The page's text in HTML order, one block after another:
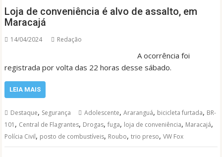
Loja de conveniência é alvo de assalto, em
Maracajá
14/04/2024 Redação
A ocorrência foi
registrada por volta das 22 horas desse sábado.
LEIA MAIS
Destaque, Segurança Adolescente,Araranguá, bicicleta furtada, BR-
101 , Central de Flagrantes, Drogas,fuga, loja de conveniência, Maracajá,
Polícia Civil, posto de combustíveis, Roubo,trio preso,VW Fox